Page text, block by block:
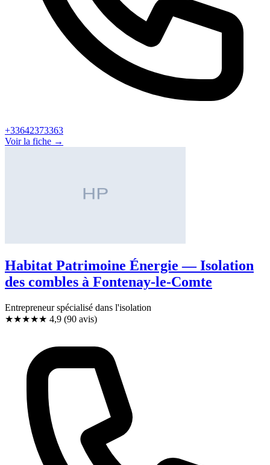
+33642373363
Voir la fiche →
Habitat Patrimoine Énergie — Isolation
des combles à Fontenay-le-Comte
Entrepreneur spécialisé dans l'isolation
★★★★★ 4,9 (90 avis)